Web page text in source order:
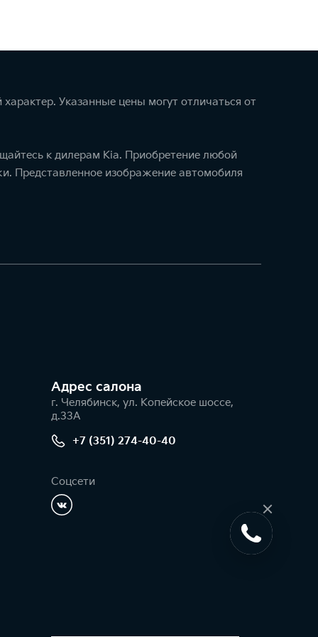
Указанные цены могут отличаться от
к дилерам Kia. Приобретение любой
Представленное изображение автомобиля
Адрес салонa
г. Челябинск, ул. Копейское шоссе,
д.33А
+7 (351) 274-40-40
Соцсети